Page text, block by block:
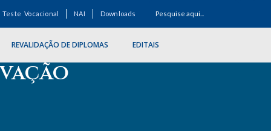
Teste Vocacional NAI Downloads
REVALIDAÇÃO DE DIPLOMAS EDITAIS